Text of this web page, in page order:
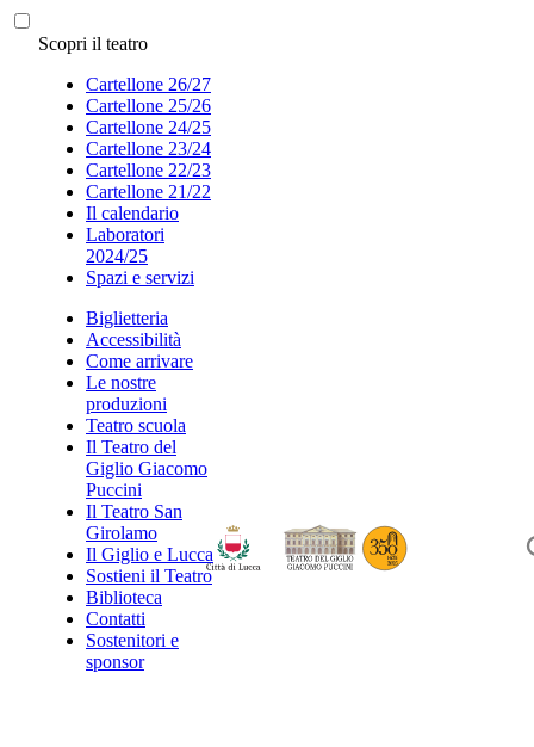
Scopri il teatro
Cartellone 26/27
Cartellone 25/26
Cartellone 24/25
Cartellone 23/24
Cartellone 22/23
Cartellone 21/22
Il calendario
Laboratori
2024/25
Spazi e servizi
Biglietteria
Accessibilità
Come arrivare
Le nostre
produzioni
Teatro scuola
Il Teatro del
Giglio Giacomo
Puccini
Il Teatro San
Girolamo
Il Giglio e Lucca
Sostieni il Teatro
Biblioteca
Contatti
Sostenitori e
sponsor